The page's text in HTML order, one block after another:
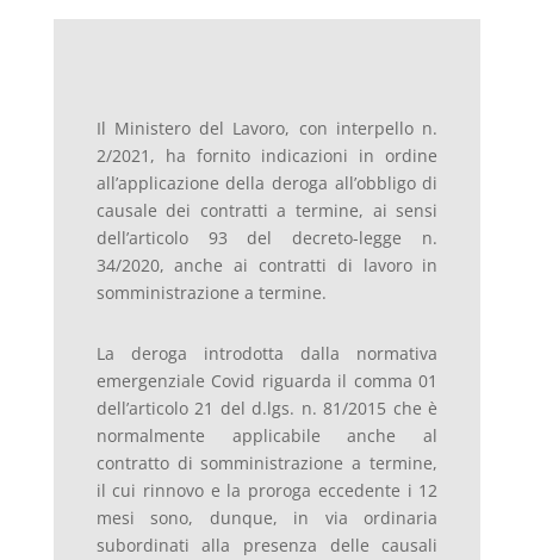
Il Ministero del Lavoro, con interpello n.
2/2021, ha fornito indicazioni in ordine
all’applicazione della deroga all’obbligo di
causale dei contratti a termine, ai sensi
dell’articolo 93 del decreto-legge n.
34/2020, anche ai contratti di lavoro in
somministrazione a termine.
La deroga introdotta dalla normativa
emergenziale Covid riguarda il comma 01
dell’articolo 21 del d.lgs. n. 81/2015 che è
normalmente applicabile anche al
contratto di somministrazione a termine,
il cui rinnovo e la proroga eccedente i 12
mesi sono, dunque, in via ordinaria
subordinati alla presenza delle causali